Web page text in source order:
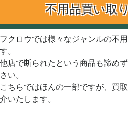
不用品買い取
フクロウでは様々なジャンルの不
す。
他店で断られたという商品も諦め
さい。
こちらではほんの一部ですが、買
介いたします。